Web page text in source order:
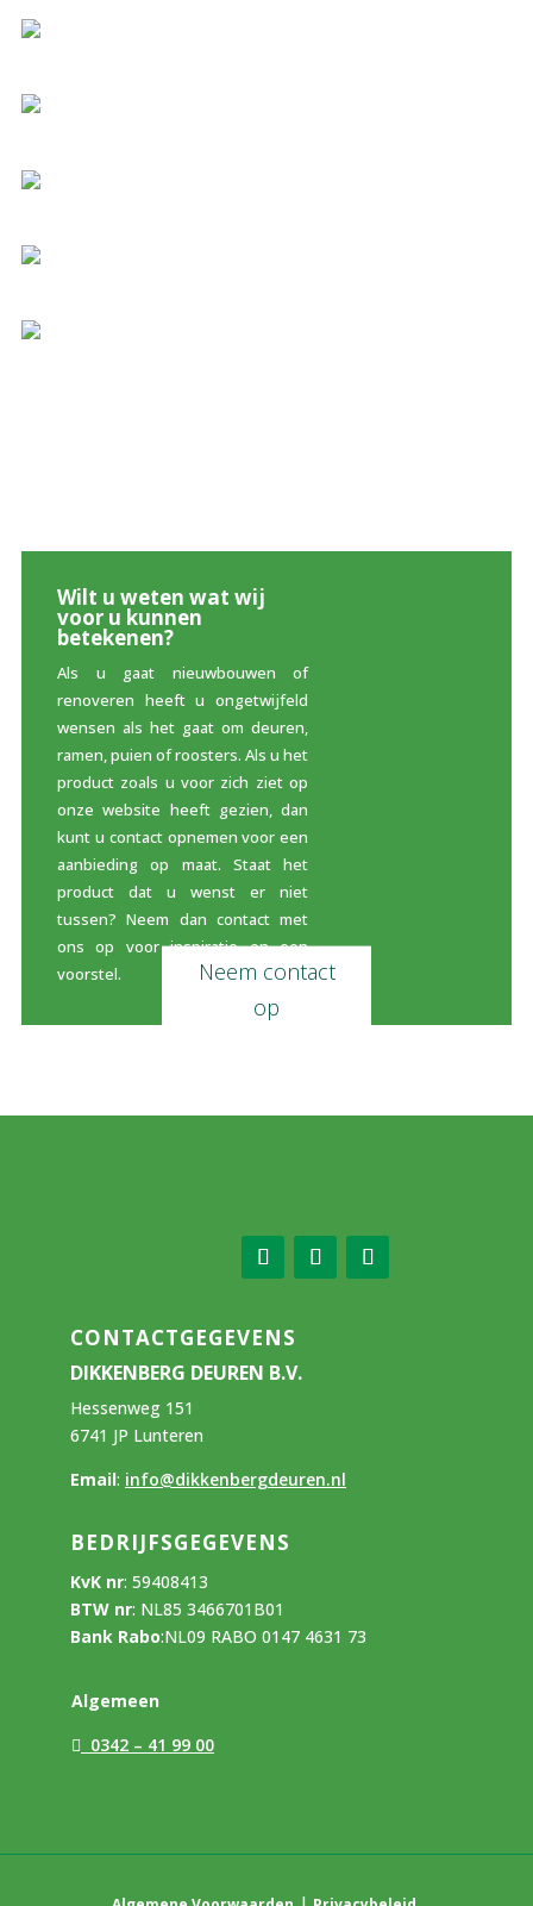
Wilt u weten wat wij
voor u kunnen
betekenen?
Als u gaat nieuwbouwen of
renoveren heeft u ongetwijfeld
wensen als het gaat om deuren,
ramen, puien of roosters. Als u het
product zoals u voor zich ziet op
onze website heeft gezien, dan
kunt u contact opnemen voor een
aanbieding op maat. Staat het
product dat u wenst er niet
tussen? Neem dan contact met
ons op voor inspiratie en een
voorstel.
Neem contact
op
CONTACTGEGEVENS
DIKKENBERG DEUREN B.V.
Hessenweg 151
6741 JP Lunteren
Email: info@dikkenbergdeuren.nl
BEDRIJFSGEGEVENS
KvK nr: 59408413
BTW nr: NL85 3466701B01
Bank Rabo:NL09 RABO 0147 4631 73
Algemeen
0342 – 41 99 00